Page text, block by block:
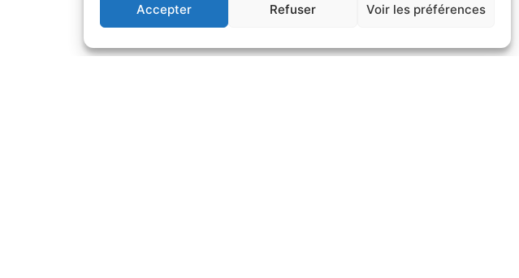
Accepter Refuser Voir les préférences